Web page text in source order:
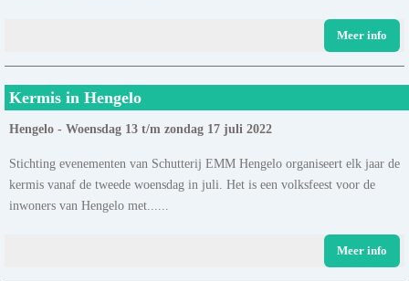
Meer info
Kermis in Hengelo
Hengelo - Woensdag 13 t/m zondag 17 juli 2022
Stichting evenementen van Schutterij EMM Hengelo organiseert elk jaar de
kermis vanaf de tweede woensdag in juli. Het is een volksfeest voor de
inwoners van Hengelo met......
Meer info